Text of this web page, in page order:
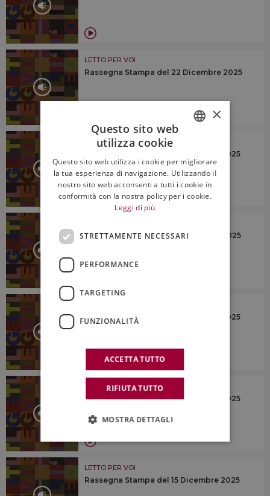
LETTO PER VOI
Rassegna Stampa del 22 Dicembre 2025
LETTO PER VOI
Rassegna Stampa del 19 Dicembre 2025
Rassegna Stampa del 18 Dicembre 2025
Rassegna Stampa del 17 Dicembre 2025
LETTO PER VOI
Rassegna Stampa del 16 Dicembre 2025
LETTO PER VOI
Rassegna Stampa del 15 Dicembre 2025
ENGLISH
×
Questo sito web
utilizza cookie
Questo sito web utilizza i cookie per migliorare
la tua esperienza di navigazione. Utilizzando il
nostro sito web acconsenti a tutti i cookie in
conformità con la nostra policy per i cookie.
Leggi di più
STRETTAMENTE NECESSARI
PERFORMANCE
TARGETING
FUNZIONALITÀ
ACCETTA TUTTO
RIFIUTA TUTTO
MOSTRA DETTAGLI